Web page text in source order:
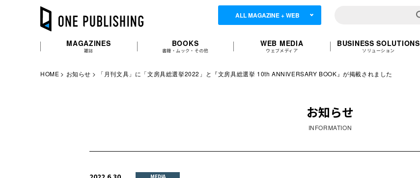
ALL MAGAZINE + WEB
MAGAZINES
雑誌
BOOKS
書籍・ムック・その他
WEB MEDIA
ウェブメディア
BUSINESS SOLUTIONS
ソリューション
HOME お知らせ 「月刊文具」に「文房具総選挙2022」と『文房具総選挙 10th ANNIVERSARY BOOK』が掲載されました
お知らせ
INFORMATION
MEDIA